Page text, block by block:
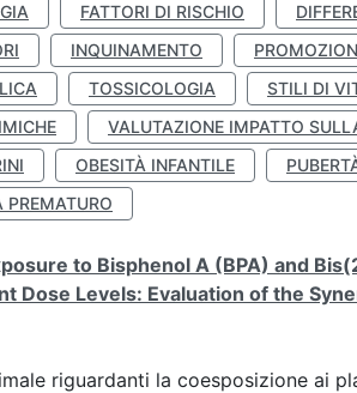
FATTORI DI RISCHIO
INQUINAMENTO
TOSSICOLOGIA STILI DI
VALUTAZIONE IMPATTO
OBESITÀ INFANTILE
PREMATURO
to Bisphenol A (BPA) and
Dose Levels: Evaluation of the
riguardanti la coesposizione ai